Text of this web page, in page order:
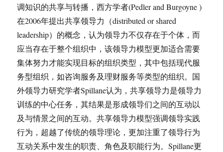
调知识的共享与转播，西方学者(Pedler and Burgoyne )
在2006年提出共享领导力（distributed or shared
leadership）的概念，认为领导力不仅存在于个体，而
应当存在于整个组织中，该领导力模型更加适合需要
集体努力才能实现目标的组织类型，其中包括现代服
务型组织，如咨询服务及理财服务等类型的组织。国
外领导力研究学者Spillane认为，共享领导力是领导力
训练的中心任务，其结果是形成领导们之间的互动以
及与情景之间的互动。共享领导力模型强调领导实践
行为，超越了传统的领导理论，更加注重了领导行为
互动关系中发生的职责、角色及职能行为。Spillane更